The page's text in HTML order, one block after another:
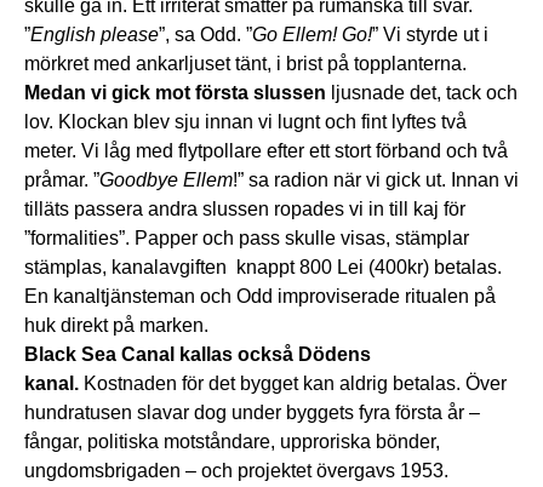
skulle gå in. Ett irriterat smatter på rumänska till svar.
”English please”, sa Odd. ”Go Ellem! Go!” Vi styrde ut i
mörkret med ankarljuset tänt, i brist på topplanterna.
Medan vi gick mot första slussen ljusnade det, tack och
lov. Klockan blev sju innan vi lugnt och fint lyftes två
meter. Vi låg med flytpollare efter ett stort förband och två
pråmar. ”Goodbye Ellem!” sa radion när vi gick ut. Innan vi
tilläts passera andra slussen ropades vi in till kaj för
”formalities”. Papper och pass skulle visas, stämplar
stämplas, kanalavgiften knappt 800 Lei (400kr) betalas.
En kanaltjänsteman och Odd improviserade ritualen på
huk direkt på marken.
Black Sea Canal kallas också Dödens
kanal. Kostnaden för det bygget kan aldrig betalas. Över
hundratusen slavar dog under byggets fyra första år –
fångar, politiska motståndare, upproriska bönder,
ungdomsbrigaden – och projektet övergavs 1953.